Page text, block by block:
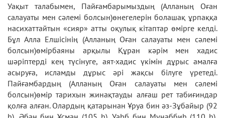
Уақыт талабымен, Пайғамбарымыздың (Алланың Оған
салауаты мен сәлемі болсын)өнегелерін болашақ ұрпаққа
насихаттайтын «сияр» атты оқулық кітаптар өмірге келді.
Бұл Алла Елшісінің (Алланың Оған салауаты мен сәлемі
болсын)өмірбаяны арқылы Құран кәрім мен хадис
шәріптерді кең түсінуге, аят-хадис үкімін дұрыс амалға
асыруға, исламды дұрыс әрі жақсы білуге үретеді.
Пайғамбардың (Алланың Оған салауаты мен сәлемі
болсын)өмір тарихын жинақтауды алғаш рет табиғиндар
қолға алған. Олардың қатарынан Ұруа бин әз-Зұбайыр (92